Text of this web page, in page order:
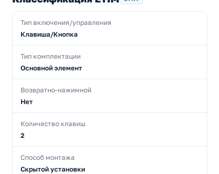
Тип включения/управления
Клавиша/Кнопка
Тип комплектации
Основной элемент
Возвратно-нажимной
Нет
Количество клавиш
2
Способ монтажа
Скрытой установки